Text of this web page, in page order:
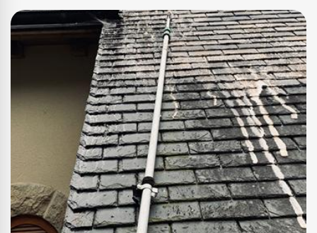
l'environnement, pour assurer des résultats durables.
Faites confiance à Bati pro couverture pour un toit
impeccable et une tranquillité d'esprit à Vic Sur Cere.
Vos besoins en entretien préventif sont notre priorité, et
nous nous engageons à offrir un service personnalisé et
de qualité. Contactez-nous dès aujourd'hui pour
découvrir comment nous pouvons préserver la beauté et
l'intégrité de votre toiture.